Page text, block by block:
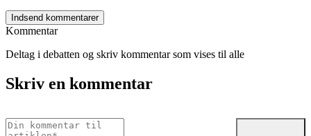
Kommentar
Deltag i debatten og skriv kommentar som vises til alle
Skriv en kommentar